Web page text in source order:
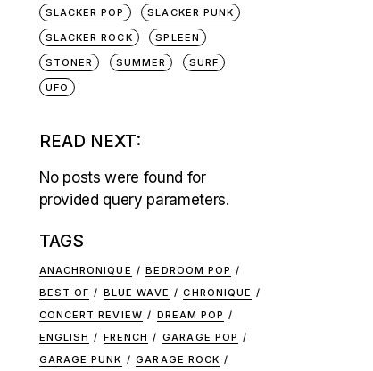
SLACKER POP
SLACKER PUNK
SLACKER ROCK
SPLEEN
STONER
SUMMER
SURF
UFO
READ NEXT:
No posts were found for
provided query parameters.
TAGS
ANACHRONIQUE
BEDROOM POP
BEST OF
BLUE WAVE
CHRONIQUE
CONCERT REVIEW
DREAM POP
ENGLISH
FRENCH
GARAGE POP
GARAGE PUNK
GARAGE ROCK